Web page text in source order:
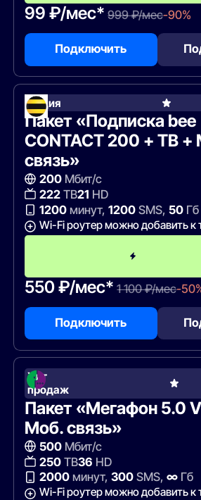
99 ₽/мес* 999 ₽/мес-90%
Подключить
Акция
Пакет «Подписка bee
CONTACT 200 + ТВ +
связь»
200Мбит/с
222ТВ21 HD
1200минут, 1200SMS, 50Гб
Wi-Fi роутер можно добавить к
550 ₽/мес* 1 100 ₽/мес-
Подключить
Хит
продаж
Пакет «Мегафон 5.0
Моб. связь»
500Мбит/с
250ТВ36 HD
2000минут, 300SMS, ∞Гб
Wi-Fi роутер можно добавить к